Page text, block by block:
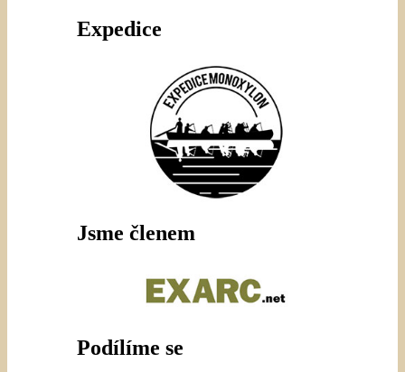
Expedice
Jsme členem
Podílíme se